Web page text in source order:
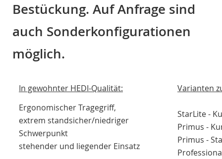
Bestückung. Auf Anfrage sind
auch Sonderkonfigurationen
möglich.
In gewohnter HEDI-Qualität:
Ergonomischer Tragegriff,
extrem standsicher/niedriger
Schwerpunkt
stehender und liegender Einsatz
Varianten
StarLite -
Primus -
Primus -